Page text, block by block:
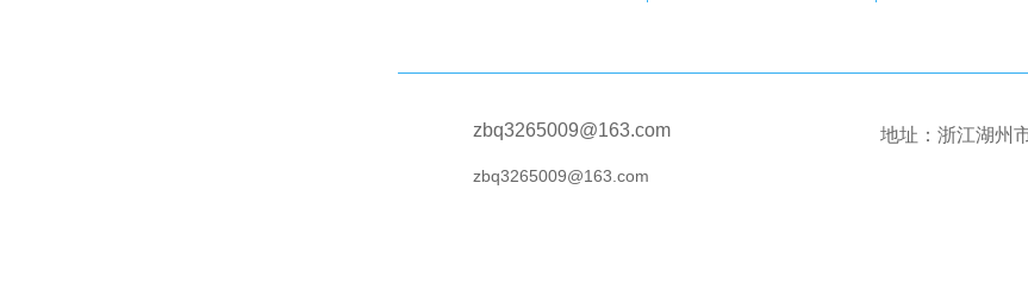
zbq3265009@163.com 地址：浙江湖州
zbq3265009@163.com